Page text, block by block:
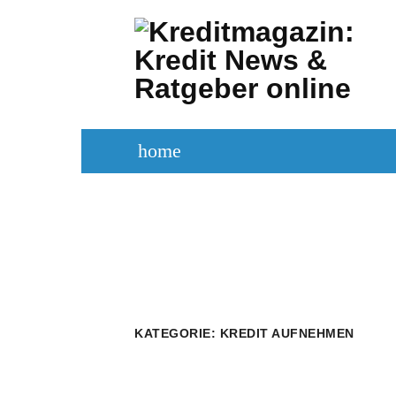
home
KATEGORIE: KREDIT AUFNEHMEN